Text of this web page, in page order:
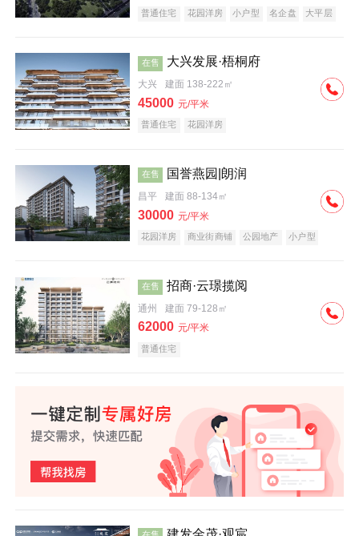
普通住宅 花园洋房 小户型 名企盘 大平层
在售 大兴发展·梧桐府
大兴 建面 138-222㎡
45000 元/平米
普通住宅 花园洋房
在售 国誉燕园|朗润
昌平 建面 88-134㎡
30000 元/平米
花园洋房 商业街商铺 公园地产
小户型
在售 招商·云璟揽阅
通州 建面 79-128㎡
62000 元/平米
普通住宅